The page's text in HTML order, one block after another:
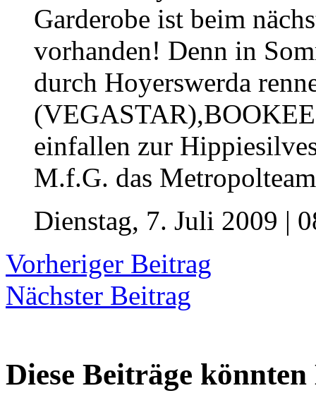
Garderobe ist beim
vorhanden! Denn in
durch Hoyerswerda
einfallen zur
M.f.G. das
Dienstag, 7. Juli 2009 |
Vorheriger Beitrag
Nächster Beitrag
Diese Beiträge